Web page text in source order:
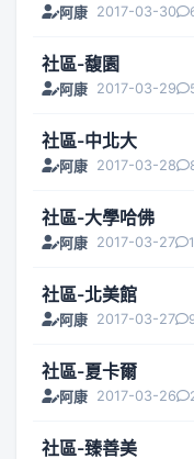
阿康 2017-03-30
社區-馥園
阿康 2017-03-29
社區-中北大
阿康 2017-03-28
社區-大學哈佛
阿康 2017-03-27
社區-北美館
阿康 2017-03-27
社區-夏卡爾
阿康 2017-03-26
社區-臻善美